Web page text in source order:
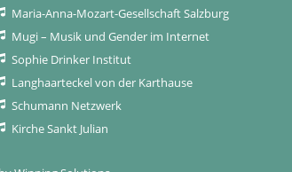
Maria-Anna-Mozart-Gesellschaft Salzburg
Mugi – Musik und Gender im Internet
Sophie Drinker Institut
Langhaarteckel von der Karthause
Schumann Netzwerk
Kirche Sankt Julian